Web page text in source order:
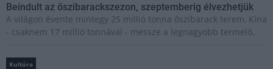
Beindult az őszibarackszezon, szeptemberig élvezhetjük
A világon évente mintegy 25 millió tonna őszibarack terem, Kína
- csaknem 17 millió tonnával - messze a legnagyobb termelő.
Kultúra